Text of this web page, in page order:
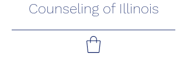
Counseling of Illinois